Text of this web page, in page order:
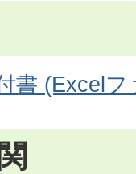
書 (Excel